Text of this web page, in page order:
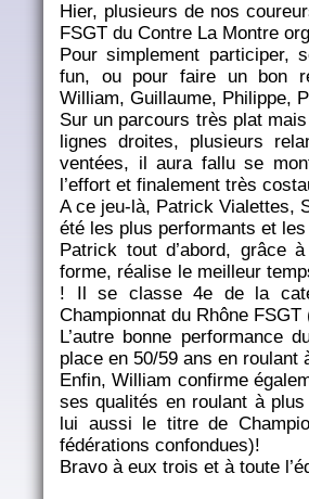
Hier, plusieurs de nos
FSGT du Contre La Montre
Pour simplement participer,
fun, ou pour faire un bon
William, Guillaume, Philippe,
Sur un parcours très plat
lignes droites, plusieurs
ventées, il aura fallu se
l’effort et finalement très
A ce jeu-là, Patrick Vialettes,
été les plus performants et
Patrick tout d’abord, grâce
forme, réalise le meilleur
! Il se classe 4e de la
Championnat du Rhône
L’autre bonne
place en 50/59 ans en roulant
Enfin, William confirme
ses qualités en roulant à
lui aussi le titre de
fédérations confondues)!
Bravo à eux trois et à toute